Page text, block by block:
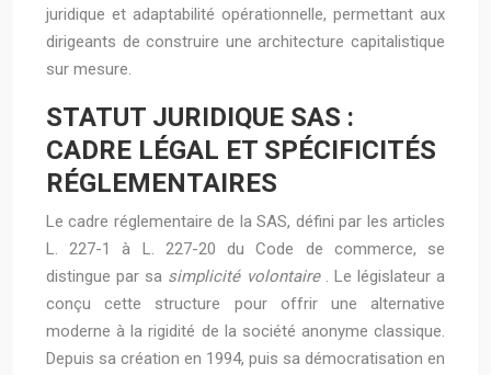
juridique et adaptabilité opérationnelle, permettant aux
dirigeants de construire une architecture capitalistique
sur mesure.
STATUT JURIDIQUE SAS :
CADRE LÉGAL ET SPÉCIFICITÉS
RÉGLEMENTAIRES
Le cadre réglementaire de la SAS, défini par les articles
L. 227-1 à L. 227-20 du Code de commerce, se
distingue par sa simplicité volontaire . Le législateur a
conçu cette structure pour offrir une alternative
moderne à la rigidité de la société anonyme classique.
Depuis sa création en 1994, puis sa démocratisation en